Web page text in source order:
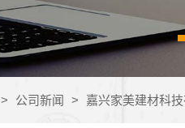
> 公司新闻 > 嘉兴家美建材科